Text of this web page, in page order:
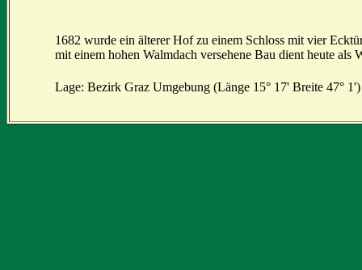
1682 wurde ein älterer Hof zu einem Schloss mit vier
mit einem hohen Walmdach versehene Bau dient heute als
Lage: Bezirk Graz Umgebung (Länge 15° 17' Breite 47° 1')